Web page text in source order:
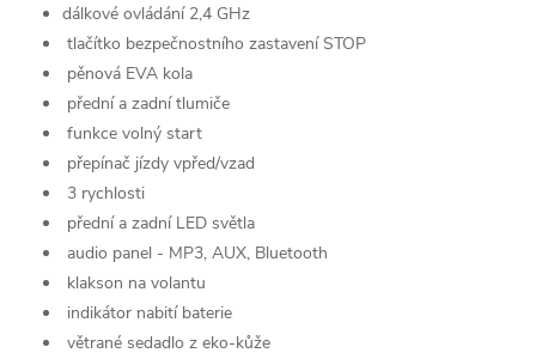
dálkové ovládání 2,4 GHz
tlačítko bezpečnostního zastavení STOP
pěnová EVA kola
přední a zadní tlumiče
funkce volný start
přepínač jízdy vpřed/vzad
3 rychlosti
přední a zadní LED světla
audio panel - MP3, AUX, Bluetooth
klakson na volantu
indikátor nabití baterie
větrané sedadlo z eko-kůže